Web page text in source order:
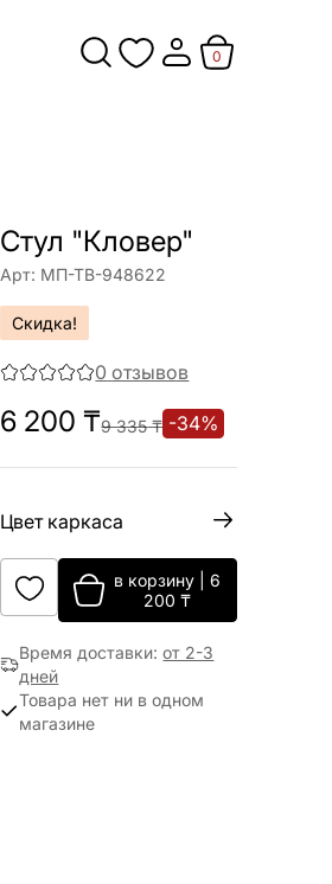
0
Стул "Кловер"
Арт: МП-ТВ-948622
Скидка!
0 отзывов
6 200 ₸9 335₸ -34%
Цвет каркаса
в корзину| 6
200 ₸
Время доставки:от 2-3
дней
Товара нет ни в одном
магазине